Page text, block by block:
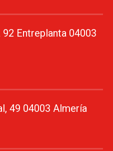
Entreplanta 04003
49 04003 Almería